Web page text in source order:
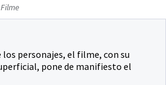
los personajes, el filme, con su
pone de manifiesto el